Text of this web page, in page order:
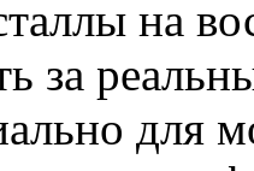
на
за
для